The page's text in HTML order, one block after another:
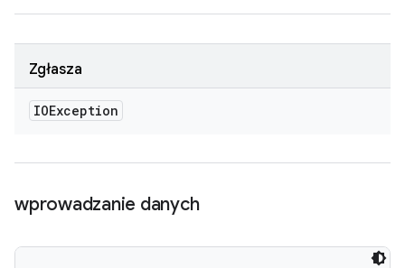
Zgłasza
IOException
wprowadzanie danych